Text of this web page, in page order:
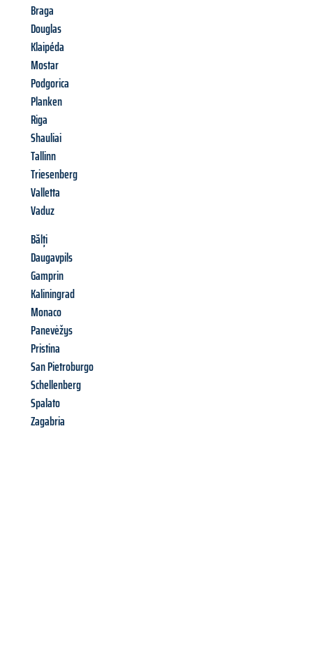
Braga
Douglas
Klaipéda
Mostar
Podgorica
Planken
Riga
Shauliai
Tallinn
Triesenberg
Valletta
Vaduz
Bălți
Daugavpils
Gamprin
Kaliningrad
Monaco
Panevėžys
Pristina
San Pietroburgo
Schellenberg
Spalato
Zagabria